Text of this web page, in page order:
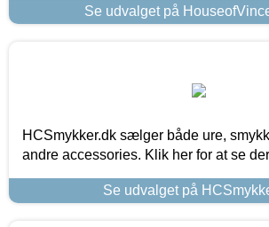
Se udvalget på
HCSmykker.dk sælger både ure,
andre accessories. Klik her for at se
Se udvalget på